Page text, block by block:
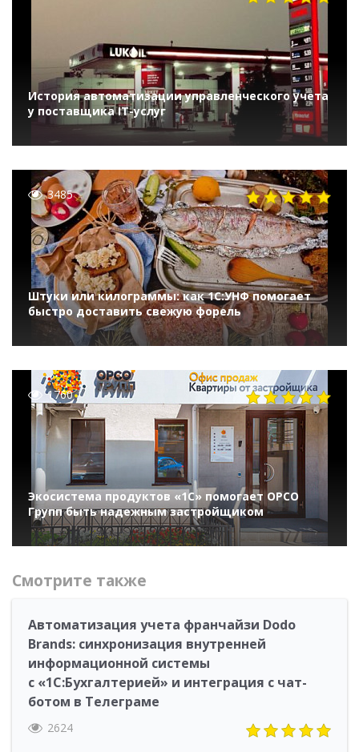
История автоматизации управленческого учета
у поставщика IT-услуг
3485
Штуки или килограммы: как 1С:УНФ помогает
быстро доставить свежую форель
1760
Экосистема продуктов «1С» помогает ОРСО
Групп быть надежным застройщиком
Смотрите также
Автоматизация учета франчайзи Dodo
Brands: синхронизация внутренней
информационной системы
с «1С:Бухгалтерией» и интеграция с чат-
ботом в Телеграме
2624